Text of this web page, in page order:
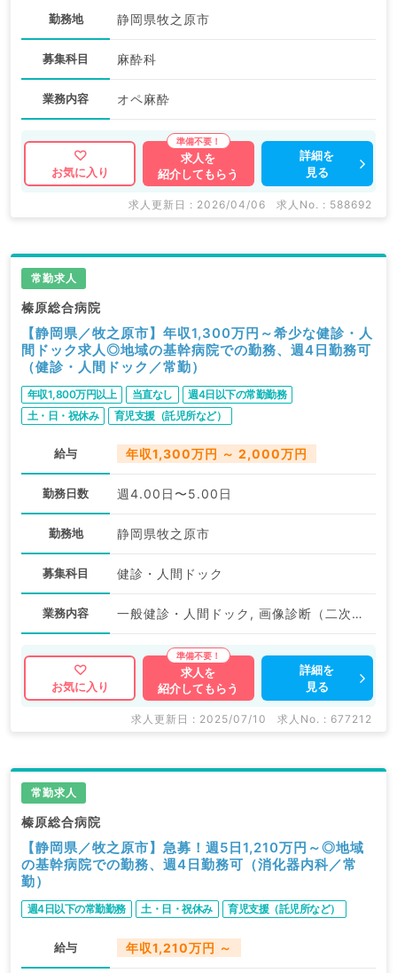
勤務地 静岡県牧之原市
募集科目 麻酔科
業務内容 オペ麻酔
お気に入り
求人を
紹介してもらう
詳細を
見る
求人更新日 : 2026/04/06 求人No. : 588692
常勤求人
榛原総合病院
【静岡県／牧之原市】年収1,300万円～希少な健診・人
間ドック求人◎地域の基幹病院での勤務、週4日勤務可
（健診・人間ドック／常勤）
年収1,800万円以上 当直なし
週4日以下の常勤勤務
土・日・祝休み
育児支援（託児所など）
給与 年収1,300万円 ～ 2,000万円
勤務日数 週4.00日〜5.00日
勤務地 静岡県牧之原市
募集科目 健診・人間ドック
業務内容 一般健診・人間ドック, 画像診断（二次読影）
お気に入り
求人を
紹介してもらう
詳細を
見る
求人更新日 : 2025/07/10 求人No. : 677212
常勤求人
榛原総合病院
【静岡県／牧之原市】急募！週5日1,210万円～◎地域
の基幹病院での勤務、週4日勤務可（消化器内科／常
勤）
週4日以下の常勤勤務 土・日・祝休み 育児支援（託児所など）
給与 年収1,210万円 ～